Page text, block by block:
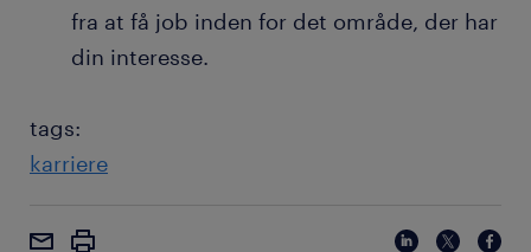
fra at få job inden for det område, der har
din interesse.
tags:
karriere